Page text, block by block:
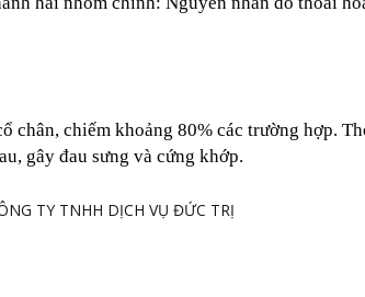
chiếm khoảng 80% các trường hợp.
gây đau sưng và cứng khớp.